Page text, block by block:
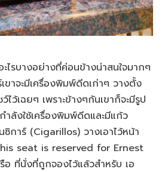
ะไรบางอย่างที่ค่อนข้างน่าสนใจมากๆ
เขาจะมีเครื่องพิมพ์ดีดเก่าๆ วางตั้ง
ไว้เฉยๆ เพราะข้างๆกันเขาก็จะมีรูป
ำลังใช้เครื่องพิมพ์ดีดและมีแก้ว
การ์ (Cigarillos) วางเอาไว้หน้า
seat is reserved for Ernest
ที่นั่งที่ถูกจองไว้แล้วสำหรับ เอ